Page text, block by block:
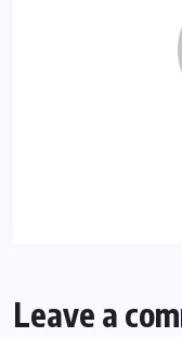
Leave a